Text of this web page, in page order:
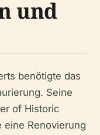
und
benötigte das
Seine
of Historic
Renovierung